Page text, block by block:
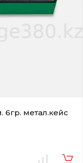
6гр. метал.кейс